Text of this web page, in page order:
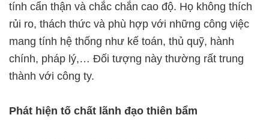
tính cẩn thận và chắc chắn cao độ. Họ không thích
rủi ro, thách thức và phù hợp với những công việc
mang tính hệ thống như kế toán, thủ quỹ, hành
chính, pháp lý,… Đối tượng này thường rất trung
thành với công ty.
Phát hiện tố chất lãnh đạo thiên bẩm